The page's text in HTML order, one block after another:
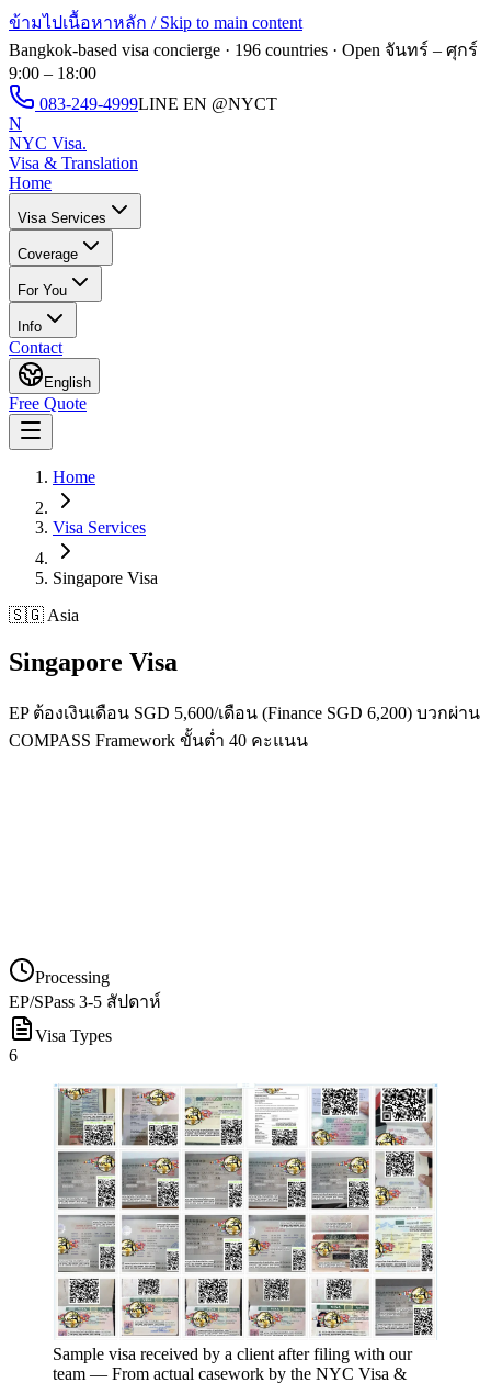
ข้ามไปเนื้อหาหลัก / Skip to main content
Bangkok-based visa concierge · 196 countries · Open จันทร์ – ศุกร์
9:00 – 18:00
083-249-4999LINE EN @NYCT
N
NYC Visa.
Visa & Translation
Home
Visa Services
Coverage
For You
Info
Contact
English
Free Quote
Home
Visa Services
Singapore Visa
🇸🇬 Asia
Singapore Visa
EP ต้องเงินเดือน SGD 5,600/เดือน (Finance SGD 6,200) บวกผ่าน
COMPASS Framework ขั้นต่ำ 40 คะแนน
Processing
EP/SPass 3-5 สัปดาห์
Visa Types
6
Sample visa received by a client after filing with our
team — From actual casework by the NYC Visa &